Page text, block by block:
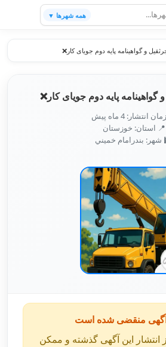
همه شهرها ▼
و گواهینامه پایه دوم جویای کار❌
گواهینامه پایه دوم جویای کار❌
انتشار: 4 ماه پیش
📍 استان: خوزستان
بندرامام خميني
منقضی شده است
روز از انتشار این آگهی گذشته و ممکن